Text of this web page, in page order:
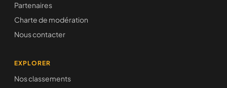
Partenaires
Charte de modération
Nous contacter
EXPLORER
Nos classements